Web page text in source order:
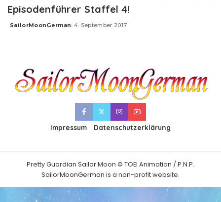
Episodenführer Staffel 4!
Posted
SailorMoonGerman 4. September 2017
Impressum Datenschutzerklärung
Pretty Guardian Sailor Moon © TOEI Animation / P.N.P.
SailorMoonGerman is a non-profit website.